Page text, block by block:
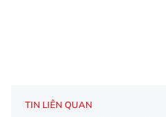
TIN LIÊN QUAN